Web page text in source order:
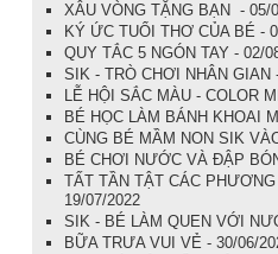
XÂU VÒNG TẶNG BẠN - 05/
KÝ ỨC TUỔI THƠ CỦA BÉ -
QUY TẮC 5 NGÓN TAY - 02/
SIK - TRÒ CHƠI NHÂN GIAN
LỄ HỘI SẮC MÀU - COLOR
BÉ HỌC LÀM BÁNH KHOAI
CÙNG BÉ MẦM NON SIK
BÉ CHƠI NƯỚC VÀ ĐẬP
TẤT TẦN TẬT CÁC
19/07/2022
SIK - BÉ LÀM QUEN VỚI
BỮA TRƯA VUI VẺ - 30/06/